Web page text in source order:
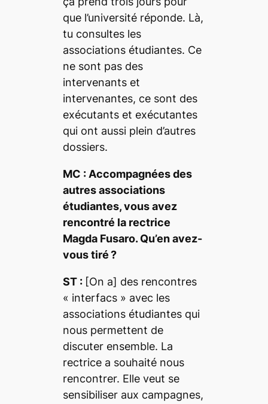
que l’université réponde. Là,
tu consultes les
associations étudiantes. Ce
ne sont pas des
intervenants et
intervenantes, ce sont des
exécutants et exécutantes
qui ont aussi plein d’autres
dossiers.
MC : Accompagnées des
autres associations
étudiantes, vous avez
rencontré la rectrice
Magda Fusaro. Qu’en avez-
vous tiré ?
ST : [On a] des rencontres
« interfacs » avec les
associations étudiantes qui
nous permettent de
discuter ensemble. La
rectrice a souhaité nous
rencontrer. Elle veut se
sensibiliser aux campagnes,